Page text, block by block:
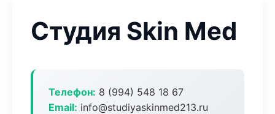
Студия Skin Med
Телефон: 8 (994) 548 18 67
Email: info@studiyaskinmed213.ru